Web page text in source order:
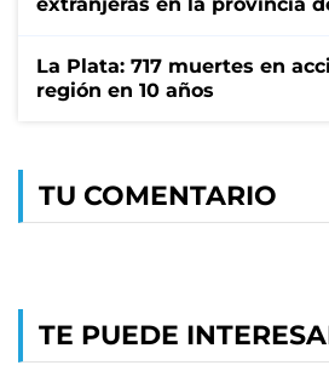
La Plata: 717 muertes en
región en 10 años
TU COMENTARIO
TE PUEDE